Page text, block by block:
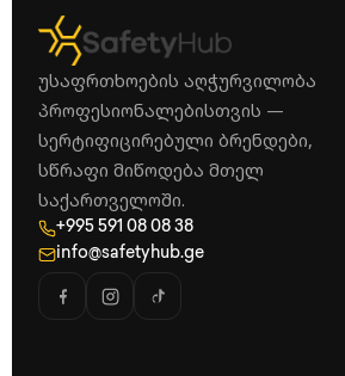
უსაფრთხოების აღჭურვილობა
პროფესიონალებისთვის —
სერტიფიცირებული ბრენდები,
სწრაფი მიწოდება მთელ
საქართველოში.
+995 591 08 08 38
info@safetyhub.ge